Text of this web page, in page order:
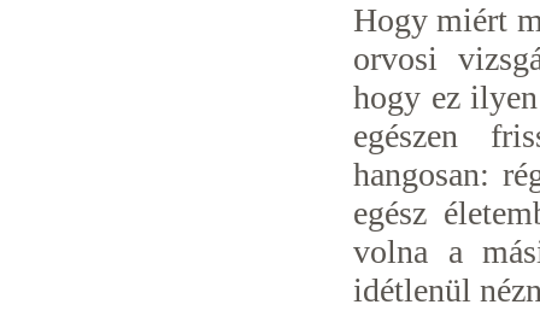
Hogy miért
orvosi
hogy ez
egészen
hangosan:
egész
volna a
idétlenül